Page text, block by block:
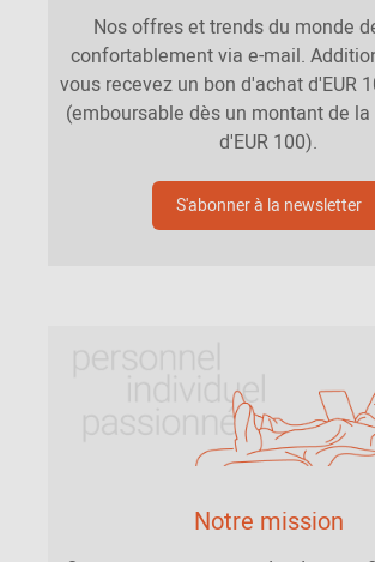
Nos offres et trends du monde
confortablement via e-mail.
vous recevez un bon d'achat d'EUR
(emboursable dès un montant de
d'EUR 100).
S'abonner à la newsletter
Notre mission